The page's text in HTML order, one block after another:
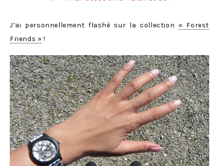
J’ai personnellement flashé sur la collection « Forest
Friends » !